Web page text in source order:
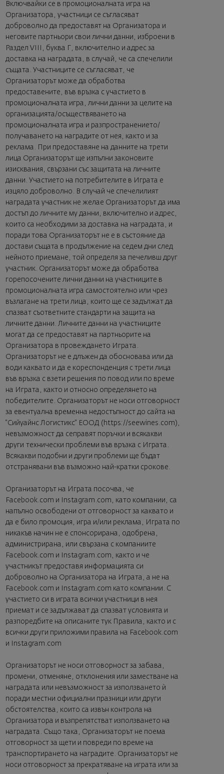
Включвайки се в промоционалната игра на
Организатора, участници се съгласяват
доброволно да предоставят на Организатора и
неговите партньори свои лични данни, изброени в
Раздел VIII, буква Г, включително и адрес за
доставка на наградата, в случай, че са спечелили
същата. Участниците се съгласяват, че
Организаторът може да обработва
предоставените, във връзка с участието в
промоционалната игра, лични данни за целите на
организацията/осъществяването на
промоционалната игра и разпространението/
получаването на наградите от нея, както и за
реклама. При предоставяне на данните на трети
лица Организаторът ще изпълни законовите
изисквания, свързани със защитата на личните
данни. Участието на потребителите в Играта е
изцяло доброволно. В случай че спечелилият
наградата участник не желае Организаторът да има
достъп до личните му данни, включително и адрес,
които са необходими за доставка на наградата, и
поради това Организаторът не е в състояние да
достави същата в продължение на седем дни след
нейното приемане, той определя за печеливш друг
участник. Организаторът може да обработва
горепосочените лични данни на участниците в
промоционалната игра самостоятелно или чрез
възлагане на трети лица, които ще се задължат да
спазват съответните стандарти на защита на
личните данни. Личните данни на участниците
могат да се предоставят на партньорите на
Организатора в провеждането Играта.
Организаторът не е длъжен да обосновава или да
води каквато и да е кореспонденция с трети лица
във връзка с взети решения по повод или по време
на Играта, както и относно определянето на
победителите. Организаторът не носи отговорност
за евентуална временна недостъпност до сайта на
“Сийуайнс Логистикс“ ЕООД ( https://seewines.com ),
невъзможност да сеправят поръчки и всякакви
други технически проблеми във връзка с Играта.
Всякакви подобни и други проблеми ще бъдат
отстранявани във възможно най-кратки срокове.
Организаторът на Играта посочва, че
Facebook.com и Instagram.com, като компании, са
напълно освободени от отговорност за каквато и
да е било промоция, игра и/или реклама, Играта по
никакъв начин не е спонсорирана, одобрена,
администрирана, или свързана с компаниите
Facebook.com и Instagram.com, както и че
участникът предоставя информацията си
доброволно на Организатора на Играта, а не на
Facebook.com и Instagram.com като компании. С
участието си в играта всички участници в нея
приемат и се задължават да спазват условията и
разпоредбите на описаните тук Правила, както и с
всички други приложими правила на Facebook.com
и Instagram.com
Организаторът не носи отговорност за забава,
промени, отменяне, отклонения или заместване на
наградата или невъзможност за използването ѝ
поради местни официални празници или други
обстоятелства, които са извън контрола на
Организатора и възпрепятстват използването на
наградата. Също така, Организаторът не поема
отговорност за щети и повреди по време на
транспортирането на наградите. Организаторът не
носи отговорност за прекратяване на играта или за